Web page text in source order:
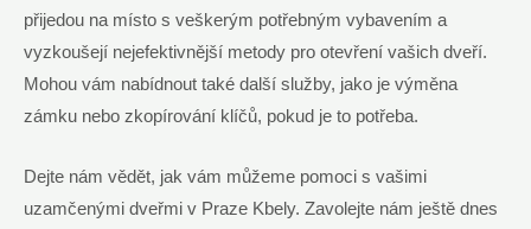
přijedou na místo s veškerým potřebným vybavením a
vyzkoušejí nejefektivnější metody pro otevření vašich dveří.
Mohou vám nabídnout také další služby, jako je výměna
zámku nebo zkopírování klíčů, pokud je to potřeba.
Dejte nám vědět, jak vám můžeme pomoci s vašimi
uzamčenými dveřmi v Praze Kbely. Zavolejte nám ještě dnes